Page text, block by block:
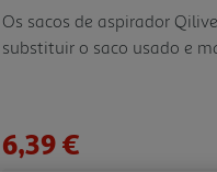
Link
para
a
Os sacos de aspirador
substituir o saco usado e
recolhido durante a
6,39 €